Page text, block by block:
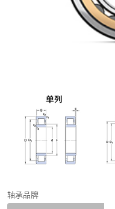
轴承品牌